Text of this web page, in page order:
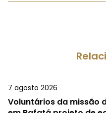
7 agosto 2026
Voluntários da missão